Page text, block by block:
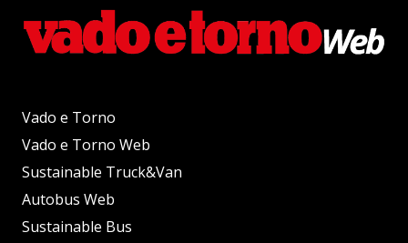
Vado e Torno
Vado e Torno Web
Sustainable Truck&Van
Autobus Web
Sustainable Bus